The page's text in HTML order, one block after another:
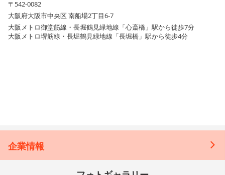
〒542-0082
大阪府大阪市中央区 南船場2丁目6-7
大阪メトロ御堂筋線・長堀鶴見緑地線「心斎橋」駅から徒歩7分
大阪メトロ堺筋線・長堀鶴見緑地線「長堀橋」駅から徒歩4分
企業情報